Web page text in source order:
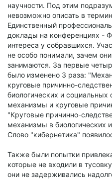
научности. Под этим
невозможно описать в
Единственный
доклады на конференциях -
интереса у собравшихся.
не особо понимали, зачем
занимаются. За первые
было изменено 3 раза:
круговые причинно-
биологических и социальных
механизмы и круговые
"Круговые причинно-
механизмы в биологических
Слово "кибернетика"
Также были попытки
которые не входили в
они не задерживались